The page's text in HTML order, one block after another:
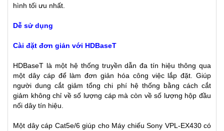
hình tối ưu nhất.
Dễ sử dụng
Cài đặt đơn giản với HDBaseT
HDBaseT là một hệ thống truyền dẫn đa tín hiệu thông qua
một dây cáp để làm đơn giản hóa công việc lắp đặt. Giúp
người dung cắt giảm tổng chi phí hệ thống bằng cách cắt
giảm không chỉ về số lượng cáp mà còn về số lượng hộp đầu
nối dây tín hiệu.
Một dây cáp Cat5e/6 giúp cho Máy chiếu Sony VPL-EX430có